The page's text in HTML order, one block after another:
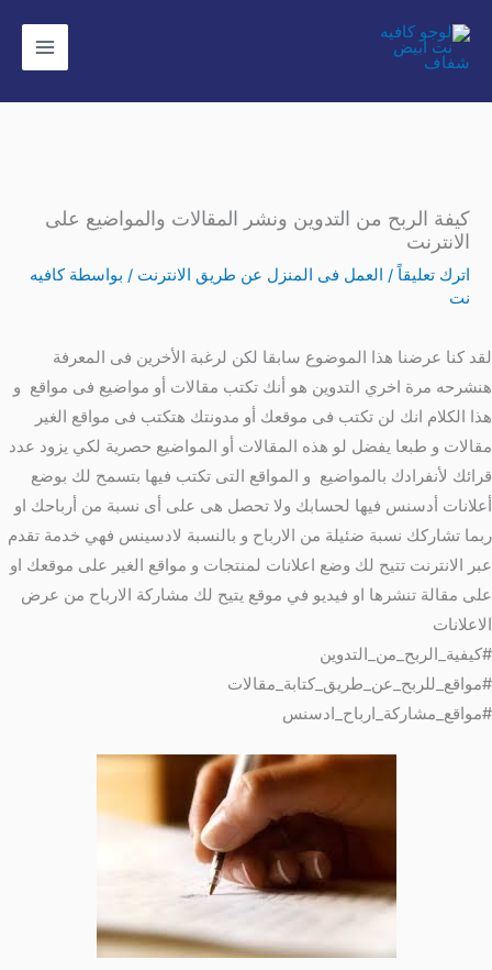
إلى
المحتوى
كيفة الربح من التدوين ونشر المقالات والمواضيع على
الانترنت
اترك تعليقاً / العمل فى المنزل عن طريق الانترنت / بواسطة كافيه
نت
لقد كنا عرضنا هذا الموضوع سابقا لكن لرغبة الأخرين فى المعرفة
هنشرحه مرة اخري التدوين هو أنك تكتب مقالات أو مواضيع فى مواقع و
هذا الكلام انك لن تكتب فى موقعك أو مدونتك هتكتب فى مواقع الغير
مقالات و طبعا يفضل لو هذه المقالات أو المواضيع حصرية لكي يزود عدد
قرائك لأنفرادك بالمواضيع و المواقع التى تكتب فيها بتسمح لك بوضع
أعلانات أدسنس فيها لحسابك ولا تحصل هى على أى نسبة من أرباحك او
ربما تشاركك نسبة ضئيلة من الارباح و بالنسبة لادسينس فهي خدمة تقدم
عبر الانترنت تتيح لك وضع اعلانات لمنتجات و مواقع الغير على موقعك او
على مقالة تنشرها او فيديو في موقع يتيح لك مشاركة الارباح من عرض
الاعلانات
#كيفية_الربح_من_التدوين
#مواقع_للربح_عن_طريق_كتابة_مقالات
#مواقع_مشاركة_ارباح_ادسنس